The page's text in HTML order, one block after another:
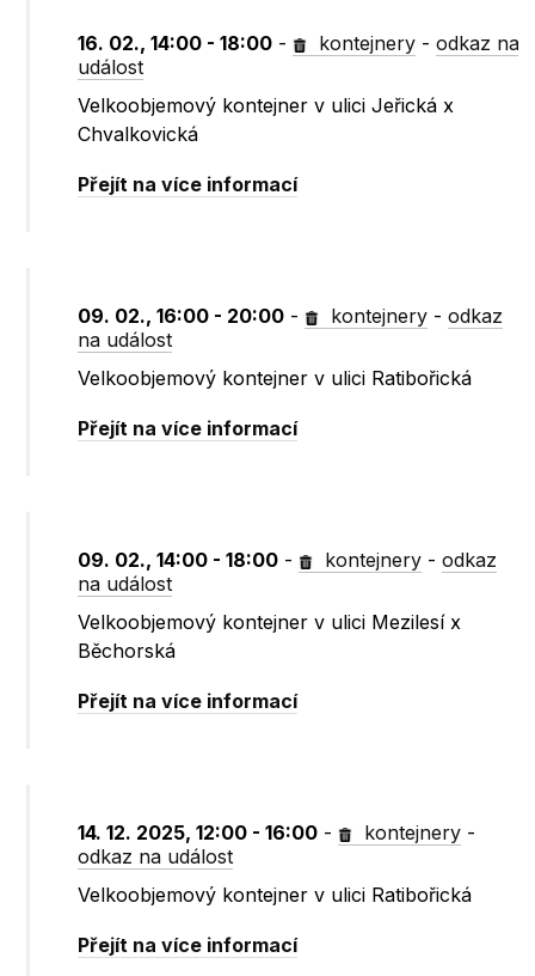
16. 02., 14:00 - 18:00 - kontejnery -odkaz na
událost
Velkoobjemový kontejner v ulici Jeřická x
Chvalkovická
Přejít na více informací
09. 02., 16:00 - 20:00 - kontejnery -odkaz
na událost
Velkoobjemový kontejner v ulici Ratibořická
Přejít na více informací
09. 02., 14:00 - 18:00 - kontejnery -odkaz
na událost
Velkoobjemový kontejner v ulici Mezilesí x
Běchorská
Přejít na více informací
14. 12. 2025, 12:00 - 16:00 - kontejnery -
odkaz na událost
Velkoobjemový kontejner v ulici Ratibořická
Přejít na více informací